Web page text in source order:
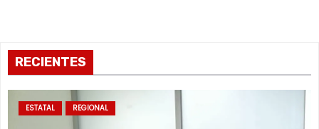
RECIENTES
ESTATAL REGIONAL